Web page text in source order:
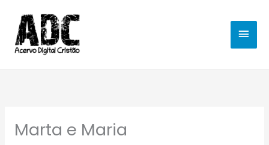
para
conteúdo
Marta e Maria